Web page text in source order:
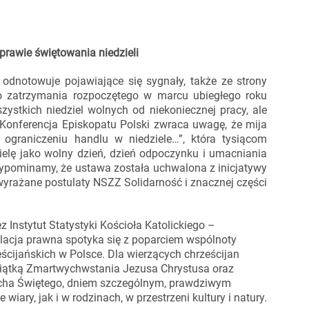
świętowania niedzieli
pojawiające się sygnały, także ze strony
rozpoczętego w marcu ubiegłego roku
niedziel wolnych od niekoniecznej pracy, ale
Episkopatu Polski zwraca uwagę, że mija
handlu w niedziele…”, która tysiącom
jako wolny dzień, dzień odpoczynku i umacniania
że ustawa została uchwalona z inicjatywy
postulaty NSZZ Solidarność i znacznej części
Instytut Statystyki Kościoła Katolickiego –
prawna spotyka się z poparciem wspólnoty
w Polsce. Dla wierzących chrześcijan
Zmartwychwstania Jezusa Chrystusa oraz
Świętego, dniem szczególnym, prawdziwym
jak i w rodzinach, w przestrzeni kultury i natury.